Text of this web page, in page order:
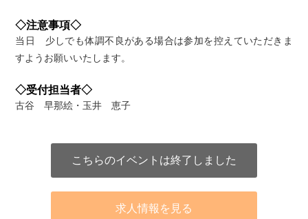
◇注意事項◇
当日 少しでも体調不良がある場合は参加を控えていただきま
すようお願いいたします。
◇受付担当者◇
古谷 早那絵・玉井 恵子
こちらのイベントは終了しました
求人情報を見る